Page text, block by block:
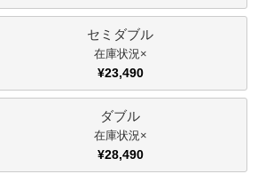
セミダブル
×
¥23,490
ダブル
×
¥28,490